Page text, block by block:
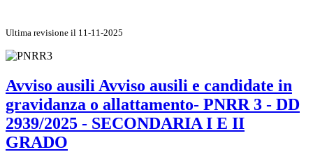
Ultima revisione il 11-11-2025
Avviso ausili Avviso ausili e candidate in
gravidanza o allattamento- PNRR 3 - DD
2939/2025 - SECONDARIA I E II
GRADO